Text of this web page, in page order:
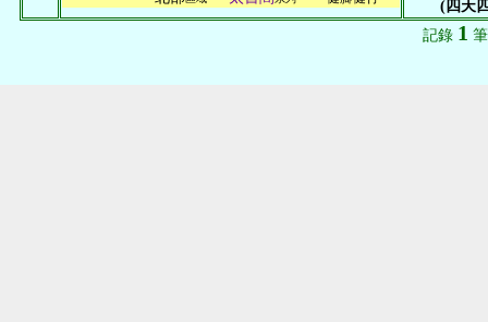
(四天
記錄 1